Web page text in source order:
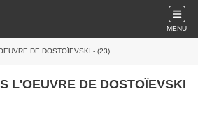
MENU
DE DOSTOÏEVSKI - (23)
L'OEUVRE DE DOSTOÏEVSKI